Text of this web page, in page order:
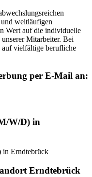
weitläufigen
Wert auf die individuelle
Mitarbeiter. Bei
auf vielfältige berufliche
per E-Mail an:
W/D) in
in Erndtebrück
Erndtebrück